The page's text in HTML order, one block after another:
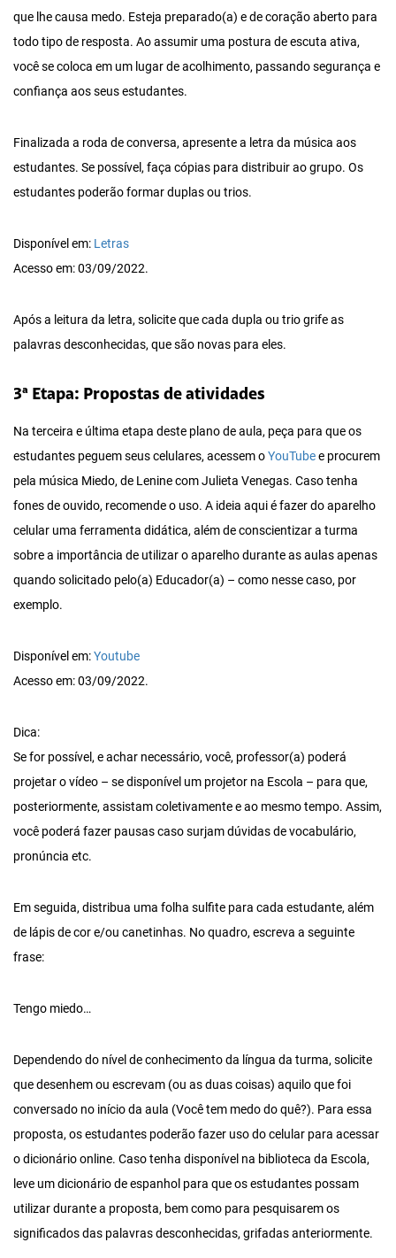
que lhe causa medo. Esteja preparado(a) e de coração aberto para
todo tipo de resposta. Ao assumir uma postura de escuta ativa,
você se coloca em um lugar de acolhimento, passando segurança e
confiança aos seus estudantes.
Finalizada a roda de conversa, apresente a letra da música aos
estudantes. Se possível, faça cópias para distribuir ao grupo. Os
estudantes poderão formar duplas ou trios.
Disponível em: Letras
Acesso em: 03/09/2022.
Após a leitura da letra, solicite que cada dupla ou trio grife as
palavras desconhecidas, que são novas para eles.
3ª Etapa: Propostas de atividades
Na terceira e última etapa deste plano de aula, peça para que os
estudantes peguem seus celulares, acessem oYouTubee procurem
pela música Miedo, de Lenine com Julieta Venegas. Caso tenha
fones de ouvido, recomende o uso. A ideia aqui é fazer do aparelho
celular uma ferramenta didática, além de conscientizar a turma
sobre a importância de utilizar o aparelho durante as aulas apenas
quando solicitado pelo(a) Educador(a) – como nesse caso, por
exemplo.
Disponível em:Youtube
Acesso em: 03/09/2022.
Dica:
Se for possível, e achar necessário, você, professor(a) poderá
projetar o vídeo – se disponível um projetor na Escola – para que,
posteriormente, assistam coletivamente e ao mesmo tempo. Assim,
você poderá fazer pausas caso surjam dúvidas de vocabulário,
pronúncia etc.
Em seguida, distribua uma folha sulfite para cada estudante, além
de lápis de cor e/ou canetinhas. No quadro, escreva a seguinte
frase:
Tengo miedo…
Dependendo do nível de conhecimento da língua da turma, solicite
que desenhem ou escrevam (ou as duas coisas) aquilo que foi
conversado no início da aula (Você tem medo do quê?). Para essa
proposta, os estudantes poderão fazer uso do celular para acessar
o dicionário online. Caso tenha disponível na biblioteca da Escola,
leve um dicionário de espanhol para que os estudantes possam
utilizar durante a proposta, bem como para pesquisarem os
significados das palavras desconhecidas, grifadas anteriormente.